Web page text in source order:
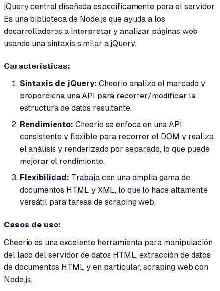
jQuery central diseñada específicamente para el servidor.
Es una biblioteca de Node.js que ayuda a los
desarrolladores a interpretar y analizar páginas web
usando una sintaxis similar a jQuery.
Características:
Sintaxis de jQuery: Cheerio analiza el marcado y
proporciona una API para recorrer/modificar la
estructura de datos resultante.
Rendimiento: Cheerio se enfoca en una API
consistente y flexible para recorrer el DOM y realiza
el análisis y renderizado por separado, lo que puede
mejorar el rendimiento.
Flexibilidad: Trabaja con una amplia gama de
documentos HTML y XML, lo que lo hace altamente
versátil para tareas de scraping web.
Casos de uso:
Cheerio es una excelente herramienta para manipulación
del lado del servidor de datos HTML, extracción de datos
de documentos HTML y en particular, scraping web con
Node.js.